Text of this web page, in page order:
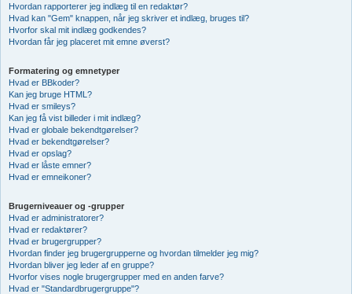
Hvordan rapporterer jeg indlæg til en redaktør?
Hvad kan "Gem" knappen, når jeg skriver et indlæg, bruges til?
Hvorfor skal mit indlæg godkendes?
Hvordan får jeg placeret mit emne øverst?
Formatering og emnetyper
Hvad er BBkoder?
Kan jeg bruge HTML?
Hvad er smileys?
Kan jeg få vist billeder i mit indlæg?
Hvad er globale bekendtgørelser?
Hvad er bekendtgørelser?
Hvad er opslag?
Hvad er låste emner?
Hvad er emneikoner?
Brugerniveauer og -grupper
Hvad er administratorer?
Hvad er redaktører?
Hvad er brugergrupper?
Hvordan finder jeg brugergrupperne og hvordan tilmelder jeg mig?
Hvordan bliver jeg leder af en gruppe?
Hvorfor vises nogle brugergrupper med en anden farve?
Hvad er "Standardbrugergruppe"?